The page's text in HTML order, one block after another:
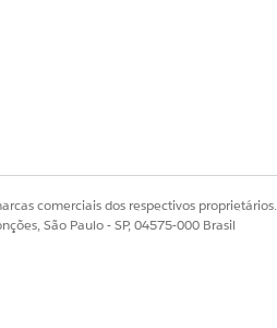
sejam precisos, otimizados e
sobre como eles são
inesperada, ajustando o
aparece bem antes da
insights calculados e Gráficos de
comerciais dos respectivos proprietários.
São Paulo - SP, 04575-000 Brasil